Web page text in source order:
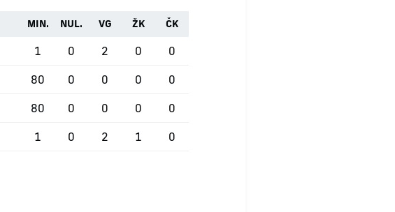
MIN. NUL. VG ŽK ČK
1 0 2 0 0
80 0 0 0 0
80 0 0 0 0
1 0 2 1 0